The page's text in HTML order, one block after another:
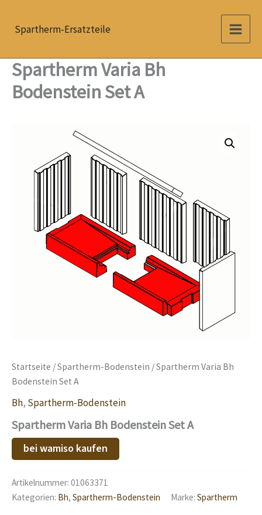
InhaltSpartherm-Ersatzteile
Spartherm Varia Bh
Bodenstein Set A
Startseite /Spartherm-Bodenstein / Spartherm Varia Bh
Bodenstein Set A
Bh, Spartherm-Bodenstein
Spartherm Varia Bh Bodenstein Set A
bei wamiso kaufen
Artikelnummer: 01063371
Kategorien: Bh, Spartherm-Bodenstein Marke: Spartherm